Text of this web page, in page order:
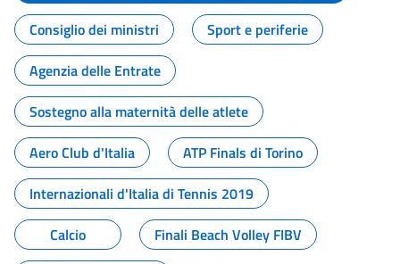
Consiglio dei ministri
Sport e periferie
Agenzia delle Entrate
Sostegno alla maternità delle atlete
Aero Club d'Italia
ATP Finals di Torino
Internazionali d'Italia di Tennis 2019
Calcio
Finali Beach Volley FIBV